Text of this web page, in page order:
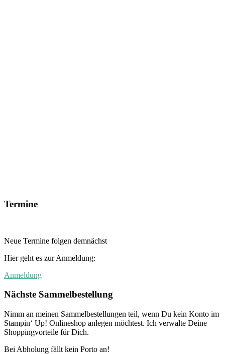
Termine
Neue Termine folgen demnächst
Hier geht es zur Anmeldung:
Anmeldung
Nächste Sammelbestellung
Nimm an meinen Sammelbestellungen teil, wenn Du kein Konto im
Stampin‘ Up! Onlineshop anlegen möchtest. Ich verwalte Deine
Shoppingvorteile für Dich.
Bei Abholung fällt kein Porto an!